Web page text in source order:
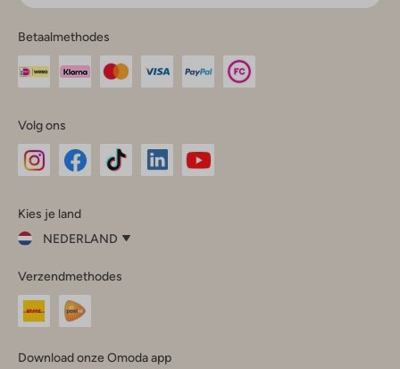
Betaalmethodes
Volg ons
InstagramFacebook
Kies je land
NEDERLAND
je
land
Nederland
Verzendmethodes
Download onze Omoda app